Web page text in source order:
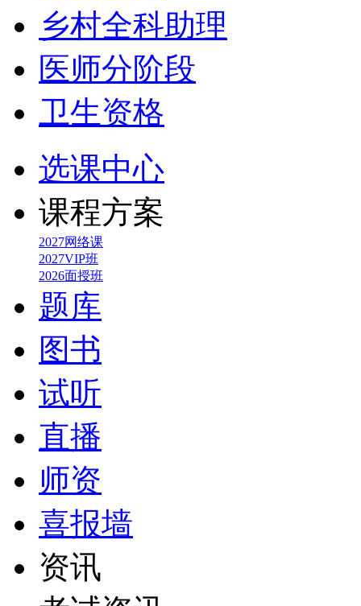
乡村全科助理
医师分阶段
卫生资格
选课中心
课程方案
2027网络课
2027VIP班
2026面授班
题库
图书
试听
直播
师资
喜报墙
资讯